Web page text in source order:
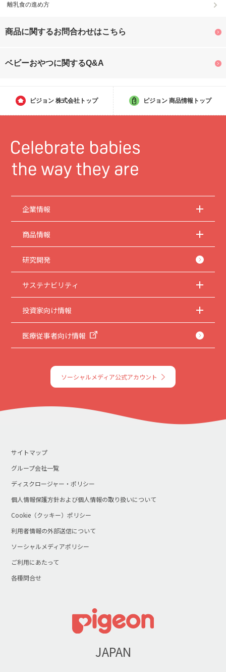
離乳食の進め方
商品に関するお問合わせはこちら
ベビーおやつに関するQ&A
ピジョン 株式会社トップ ピジョン 商品情報トップ
企業情報
商品情報
研究開発
サステナビリティ
投資家向け情報
医療従事者向け情報
ソーシャルメディア公式アカウント
サイトマップ
グループ会社一覧
ディスクロージャー・ポリシー
個人情報保護方針および個人情報の取り扱いについて
Cookie（クッキー）ポリシー
利用者情報の外部送信について
ソーシャルメディアポリシー
ご利用にあたって
各種問合せ
JAPAN